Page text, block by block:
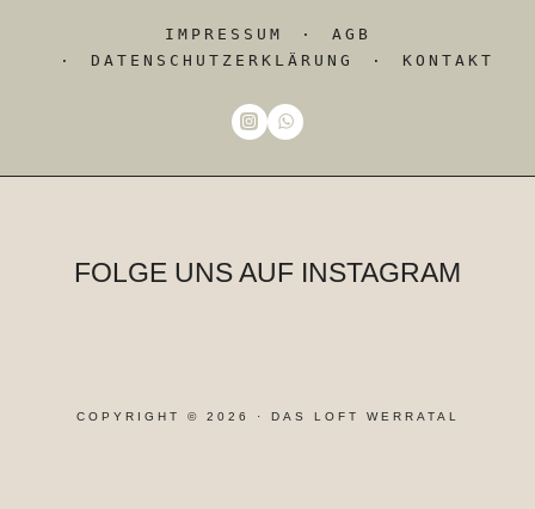
IMPRESSUM
AGB
DATENSCHUTZERKLÄRUNG
KONTAKT
FOLGE UNS AUF INSTAGRAM
COPYRIGHT © 2026 · DAS LOFT WERRATAL